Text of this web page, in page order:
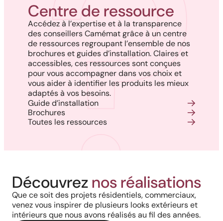
Centre de ressource
Accédez à l’expertise et à la transparence
des conseillers Camémat grâce à un centre
de ressources regroupant l’ensemble de nos
brochures et guides d’installation. Claires et
accessibles, ces ressources sont conçues
pour vous accompagner dans vos choix et
vous aider à identifier les produits les mieux
adaptés à vos besoins.
Guide d’installation
Brochures
Toutes les ressources
Découvreznos réalisations
Que ce soit des projets résidentiels, commerciaux,
venez vous inspirer de plusieurs looks extérieurs et
intérieurs que nous avons réalisés au fil des années.